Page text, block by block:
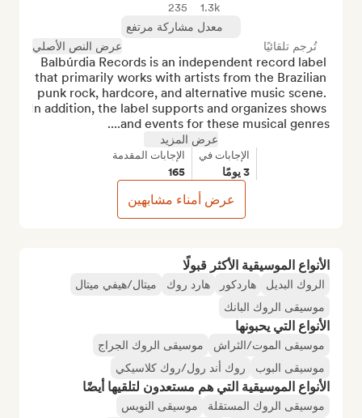
الأنواع الموسيقية الأكثر قبولًا
الروك البديل هاردكور هارد روك
ميتال/هيفي ميتال
موسيقى الروك البانك
الأنواع التي يحبونها
موسيقى الموت/الثراش
موسيقى الروك الجراج
موسيقى البوب
روك أند رول/روك كلاسيكي
الأنواع الموسيقية التي هم مستعدون لتلقيها أيضًا
موسيقى الروك المستقلة
موسيقى النويس
1.3k
235
معدل مشاركة مرتفع
تُرجم تلقائيًا
عرض النص الأصلي
Balbúrdia Records is an independent record label
that primarily works with artists from the Brazilian
punk rock, hardcore, and alternative music scene.
In addition, the label supports and organizes shows
and events for these musical genres....
عرض المزيد
الإجابات في
3 يومًا
الإجابات المقدمة
165
عرض أمناء مشابهين